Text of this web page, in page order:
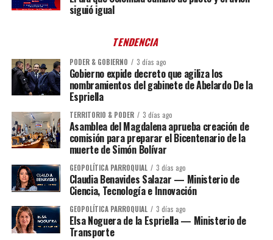
siguió igual
TENDENCIA
PODER & GOBIERNO 3 días ago
Gobierno expide decreto que agiliza los
nombramientos del gabinete de Abelardo De la
Espriella
TERRITORIO & PODER 3 días ago
Asamblea del Magdalena aprueba creación de
comisión para preparar el Bicentenario de la
muerte de Simón Bolívar
GEOPOLÍTICA PARROQUIAL 3 días ago
Claudia Benavides Salazar — Ministerio de
Ciencia, Tecnología e Innovación
GEOPOLÍTICA PARROQUIAL 3 días ago
Elsa Noguera de la Espriella — Ministerio de
Transporte